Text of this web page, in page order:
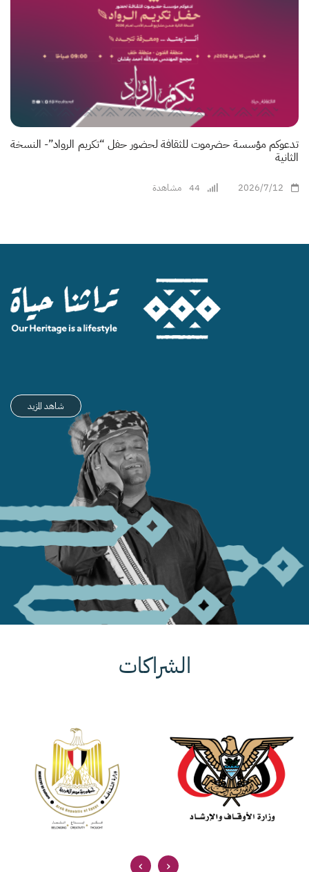
تدعوكم مؤسسة حضرموت للثقافة لحضور حفل “تكريم الرواد”- النسخة
الثانية
2026/7/12
44 مشاهدة
شاهد المزيد
الشراكات
‹
›